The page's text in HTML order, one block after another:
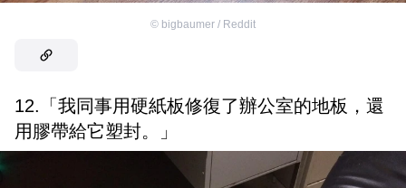
© bigbaumer / Reddit
12.「我同事用硬紙板修復了辦公室的地板，還
用膠帶給它塑封。」